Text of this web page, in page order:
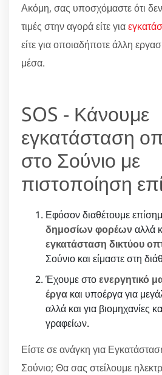
Ακόμη, σας υποσχόμαστε ότι δεν
τιμές στην αγορά είτε για
είτε για οποιαδήποτε άλλη
μέσα.
SOS - Κάνουμε
εγκατάσταση
στο Σούνιο με
πιστοποίηση
Εφόσον διαθέτουμε
δημοσίων φορέωναλλά
εγκατάσταση δικτύου
Σούνιο και είμαστε στη
Έχουμε στοενεργητικό
έργα και υποέργα για
αλλά και για βιομηχανίες
γραφείων.
Είστε σε ανάγκη για
Σούνιο; Θα σας στείλουμε